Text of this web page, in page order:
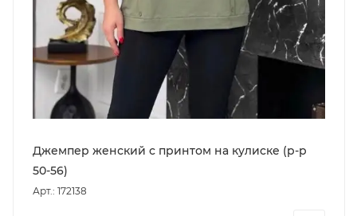
Джемпер женский с принтом на кулиске (р-р
50-56)
Арт.: 172138